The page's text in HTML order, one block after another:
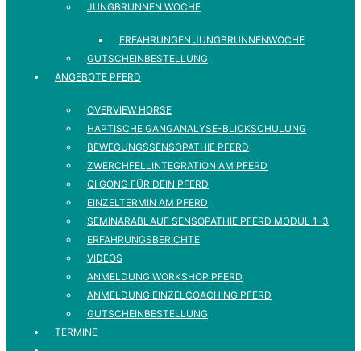
JUNGBRUNNEN WOCHE
ERFAHRUNGEN JUNGBRUNNENWOCHE
GUTSCHEINBESTELLUNG
ANGEBOTE PFERD
OVERVIEW HORSE
HAPTISCHE GANGANALYSE-BLICKSCHULUNG
BEWEGUNGSSENSOPATHIE PFERD
ZWERCHFELLINTEGRATION AM PFERD
QI GONG FÜR DEIN PFERD
EINZELTERMIN AM PFERD
SEMINARABLAUF SENSOPATHIE PFERD MODUL 1-3
ERFAHRUNGSBERICHTE
VIDEOS
ANMELDUNG WORKSHOP PFERD
ANMELDUNG EINZELCOACHING PFERD
GUTSCHEINBESTELLUNG
TERMINE